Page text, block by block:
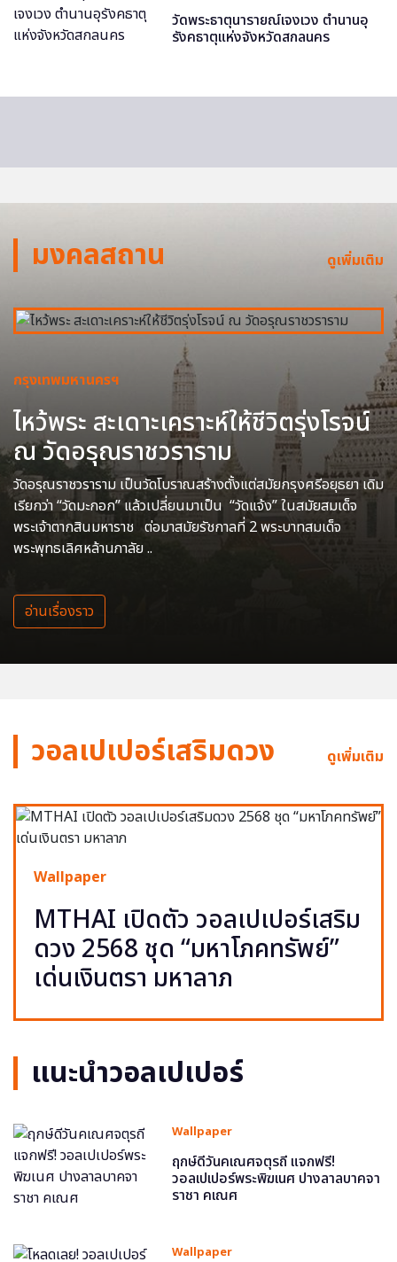
วัดพระธาตุนารายณ์เจงเวง ตำนานอุ
รังคธาตุแห่งจังหวัดสกลนคร
มงคลสถาน ดูเพิ่มเติม
กรุงเทพมหานครฯ
ไหว้พระ สะเดาะเคราะห์ให้ชีวิตรุ่งโรจน์
ณ วัดอรุณราชวราราม
วัดอรุณราชวราราม เป็นวัดโบราณสร้างตั้งแต่สมัยกรุงศรีอยุธยา เดิม
เรียกว่า “วัดมะกอก” แล้วเปลี่ยนมาเป็น “วัดแจ้ง” ในสมัยสมเด็จ
พระเจ้าตากสินมหาราช ต่อมาสมัยรัชกาลที่ 2 พระบาทสมเด็จ
พระพุทธเลิศหล้านภาลัย ..
อ่านเรื่องราว
วอลเปเปอร์เสริมดวง ดูเพิ่มเติม
Wallpaper
MTHAI เปิดตัว วอลเปเปอร์เสริม
ดวง 2568 ชุด “มหาโภคทรัพย์”
เด่นเงินตรา มหาลาภ
แนะนำวอลเปเปอร์
Wallpaper
ฤกษ์ดีวันคเณศจตุรถี แจกฟรี!
วอลเปเปอร์พระพิฆเนศ ปางลาลบาคจา
ราชา คเณศ
Wallpaper